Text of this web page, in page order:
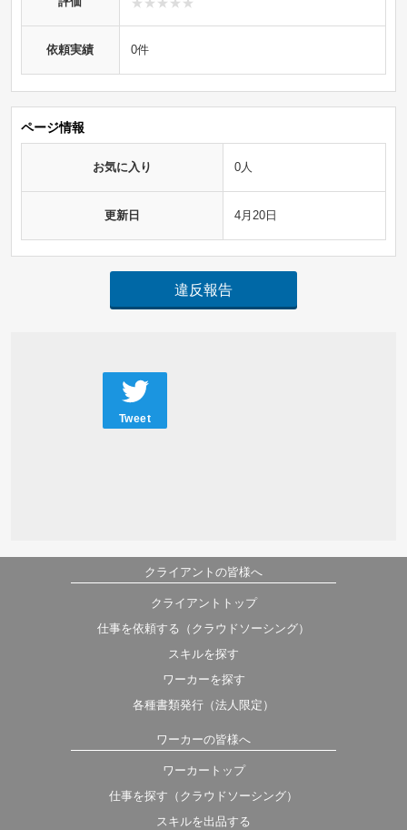
依頼実績 0件
ページ情報
お気に入り 0人
更新日 4月20日
違反報告
Tweet
クライアントの皆様へ
クライアントトップ
仕事を依頼する（クラウドソーシング）
スキルを探す
ワーカーを探す
各種書類発行（法人限定）
ワーカーの皆様へ
ワーカートップ
仕事を探す（クラウドソーシング）
スキルを出品する